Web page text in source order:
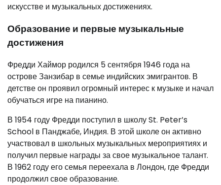
искусстве и музыкальных достижениях.
Образование и первые музыкальные
достижения
Фредди Хаймор родился 5 сентября 1946 года на
острове Занзибар в семье индийских эмигрантов. В
детстве он проявил огромный интерес к музыке и начал
обучаться игре на пианино.
В 1954 году Фредди поступил в школу St. Peter’s
School в Панджабе, Индия. В этой школе он активно
участвовал в школьных музыкальных мероприятиях и
получил первые награды за свое музыкальное талант.
В 1962 году его семья переехала в Лондон, где Фредди
продолжил свое образование.